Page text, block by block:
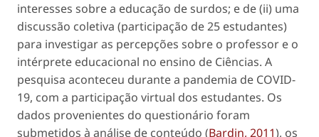
interesses sobre a educação de surdos; e de (ii) uma
discussão coletiva (participação de 25 estudantes)
para investigar as percepções sobre o professor e o
intérprete educacional no ensino de Ciências. A
pesquisa aconteceu durante a pandemia de COVID-
19, com a participação virtual dos estudantes. Os
dados provenientes do questionário foram
submetidos à análise de conteúdo (Bardin, 2011), os